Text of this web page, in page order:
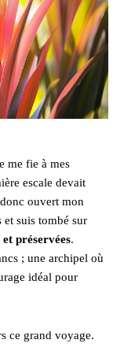
me fie à mes
escale devait
ouvert mon
et suis tombé sur
préservées.
; une archipel où
idéal pour
ce grand voyage.